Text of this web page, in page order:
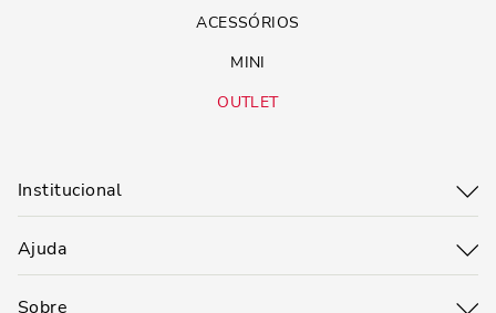
ACESSÓRIOS
MINI
OUTLET
Institucional
Ajuda
Sobre